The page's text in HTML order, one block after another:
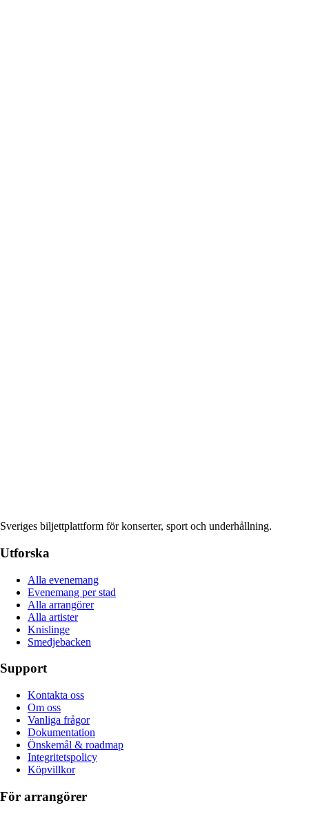
Sveriges biljettplattform för konserter, sport och underhållning.
Utforska
Alla evenemang
Evenemang per stad
Alla arrangörer
Alla artister
Knislinge
Smedjebacken
Support
Kontakta oss
Om oss
Vanliga frågor
Dokumentation
Önskemål & roadmap
Integritetspolicy
Köpvillkor
För arrangörer